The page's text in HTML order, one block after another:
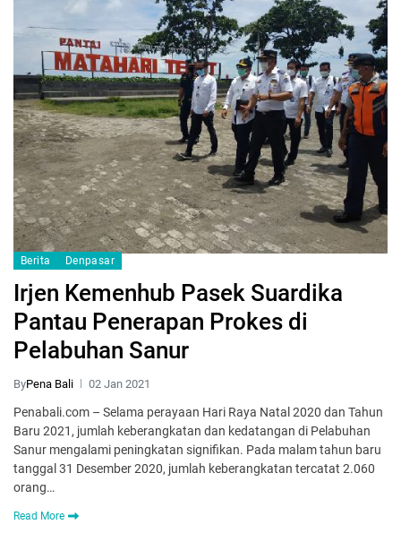
Berita Denpasar
Irjen Kemenhub Pasek Suardika
Pantau Penerapan Prokes di
Pelabuhan Sanur
ByPena Bali 02 Jan 2021
Penabali.com – Selama perayaan Hari Raya Natal 2020 dan Tahun
Baru 2021, jumlah keberangkatan dan kedatangan di Pelabuhan
Sanur mengalami peningkatan signifikan. Pada malam tahun baru
tanggal 31 Desember 2020, jumlah keberangkatan tercatat 2.060
orang…
Read More